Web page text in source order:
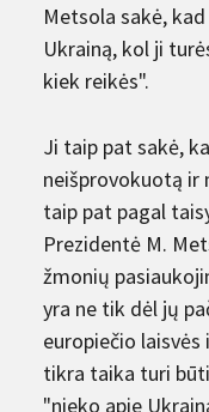
Metsola sakė,
Ukrainą, kol ji
kiek reikės".
Ji taip pat sakė,
neišprovokuotą ir
taip pat pagal
Prezidentė M.
žmonių
yra ne tik dėl jų
europiečio
tikra taika turi
"nieko apie